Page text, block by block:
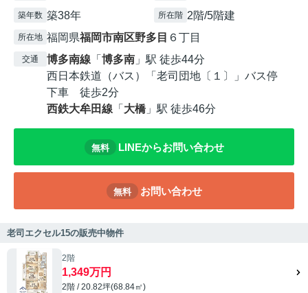
築年数 築38年 所在階 2階/5階建
所在地 福岡県福岡市南区野多目 ６丁目
交通 博多南線 「 博多南 」駅 徒歩44分
西日本鉄道（バス）「老司団地〔１〕」バス停
下車 徒歩2分
西鉄大牟田線 「 大橋」駅 徒歩46分
無料 LINEからお問い合わせ
無料 お問い合わせ
老司エクセル15の販売中物件
2階
1,349万円
2階 / 20.82坪(68.84㎡)